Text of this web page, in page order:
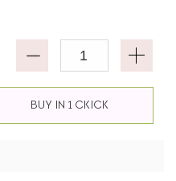
BUY IN 1 CKICK